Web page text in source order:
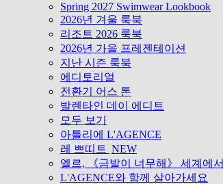
Spring 2027 Swimwear Lookbook
2026년 겨울 룩북
리조트 2026 룩북
2026년 가을 프레젠테이션
지난 시즌 룩북
에디토리얼
전환기 어스 톤
발렌타인 데이 에디트
모두 보기
아틀리에 L'AGENCE
레 쁘띠트 NEW
엘르, 《금발이 너무해》 세계에서
L'AGENCE와 함께 살아가세요